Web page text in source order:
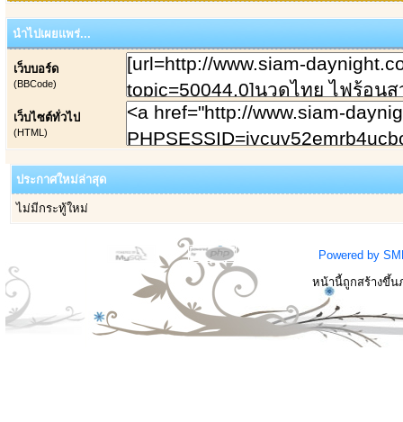
นำไปเผยแพร่...
เว็บบอร์ด
(BBCode)
เว็บไซต์ทั่วไป
(HTML)
ประกาศใหม่ล่าสุด
ไม่มีกระทู้ใหม่
Powered by
หน้านี้ถูกสร้างขึ้น